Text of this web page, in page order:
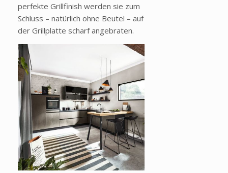
perfekte Grillfinish werden sie zum
Schluss – natürlich ohne Beutel – auf
der Grillplatte scharf angebraten.